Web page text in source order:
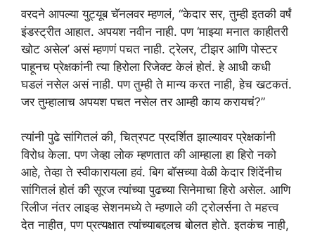
वरदने आपल्या युट्यूब चॅनलवर म्हणलं, “केदार सर, तुम्ही इतकी वर्षं
इंडस्ट्रीत आहात. अपयश नवीन नाही. पण ‘माझ्या मनात काहीतरी
खोट असेल’ असं म्हणणं पचत नाही. ट्रेलर, टीझर आणि पोस्टर
पाहूनच प्रेक्षकांनी त्या हिरोला रिजेक्ट केलं होतं. हे आधी कधी
घडलं नसेल असं नाही. पण तुम्ही ते मान्य करत नाही, हेच खटकतं.
जर तुम्हालाच अपयश पचत नसेल तर आम्ही काय करायचं?”
त्यांनी पुढे सांगितलं की, चित्रपट प्रदर्शित झाल्यावर प्रेक्षकांनी
विरोध केला. पण जेव्हा लोक म्हणतात की आम्हाला हा हिरो नको
आहे, तेव्हा ते स्वीकारायला हवं. बिग बॉसच्या वेळी केदार शिंदेंनीच
सांगितलं होतं की सूरज त्यांच्या पुढच्या सिनेमाचा हिरो असेल. आणि
रिलीज नंतर लाइव्ह सेशनमध्ये ते म्हणाले की ट्रोलर्सना ते महत्त्व
देत नाहीत, पण प्रत्यक्षात त्यांच्याबद्दलच बोलत होते. इतकंच नाही,